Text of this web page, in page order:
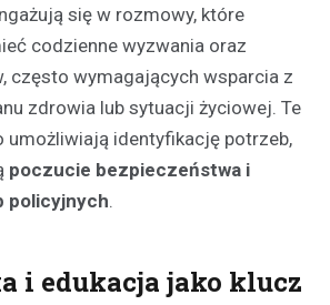
się w rozmowy, które
codzienne wyzwania oraz
często wymagających wsparcia z
zdrowia lub sytuacji życiowej. Te
umożliwiają identyfikację potrzeb,
poczucie bezpieczeństwa i
policyjnych.
i edukacja jako klucz